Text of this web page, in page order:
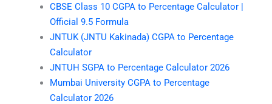
CBSE Class 10 CGPA to Percentage Calculator |
Official 9.5 Formula
JNTUK (JNTU Kakinada) CGPA to Percentage
Calculator
JNTUH SGPA to Percentage Calculator 2026
Mumbai University CGPA to Percentage
Calculator 2026